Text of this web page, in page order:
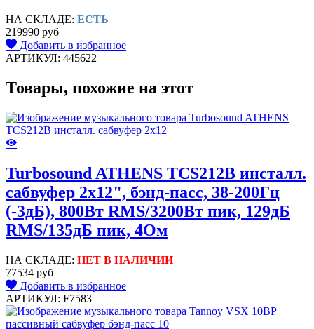
НА СКЛАДЕ: ЕСТЬ
219990 руб
Добавить в избранное
АРТИКУЛ: 445622
Товары, похожие на этот
Turbosound ATHENS TCS212B инсталл.
сабвуфер 2х12", бэнд-пасс, 38-200Гц
(-3дБ), 800Вт RMS/3200Вт пик, 129дБ
RMS/135дБ пик, 4Ом
НА СКЛАДЕ: НЕТ В НАЛИЧИИ
77534 руб
Добавить в избранное
АРТИКУЛ: F7583